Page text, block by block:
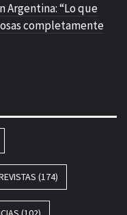
Argentina: “Lo que
completamente
(174)